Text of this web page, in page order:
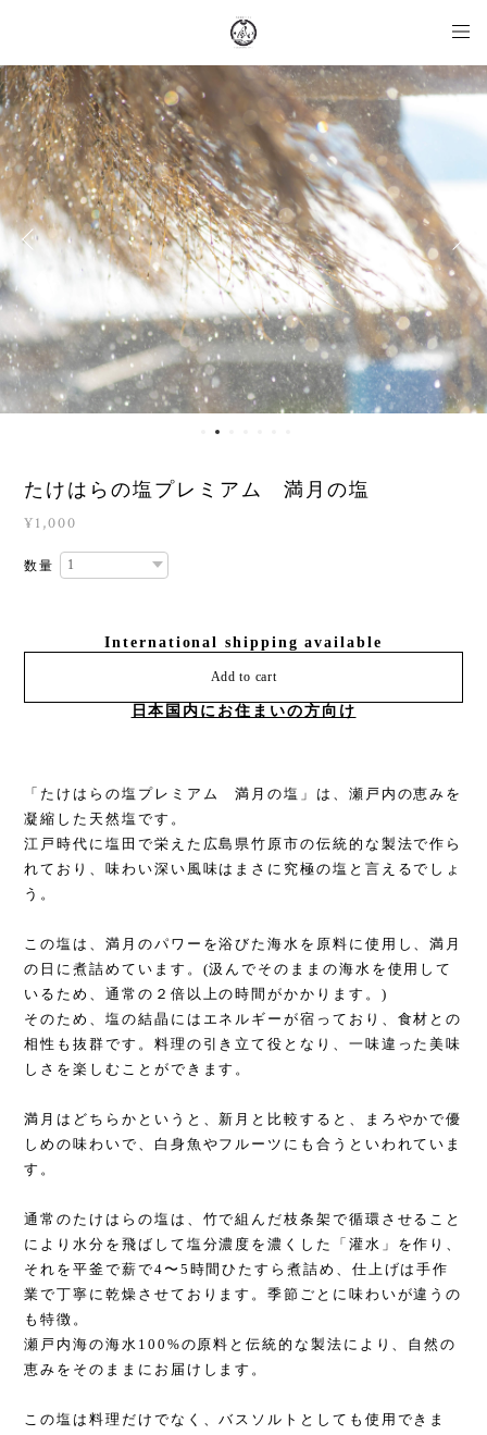
たけはらの塩プレミアム 満月の塩
¥1,000
数量
International shipping available
Add to cart
日本国内にお住まいの方向け
「たけはらの塩プレミアム 満月の塩」は、瀬戸内の恵みを
凝縮した天然塩です。
江戸時代に塩田で栄えた広島県竹原市の伝統的な製法で作ら
れており、味わい深い風味はまさに究極の塩と言えるでしょ
う。
この塩は、満月のパワーを浴びた海水を原料に使用し、満月
の日に煮詰めています。(汲んでそのままの海水を使用して
いるため、通常の２倍以上の時間がかかります。)
そのため、塩の結晶にはエネルギーが宿っており、食材との
相性も抜群です。料理の引き立て役となり、一味違った美味
しさを楽しむことができます。
満月はどちらかというと、新月と比較すると、まろやかで優
しめの味わいで、白身魚やフルーツにも合うといわれていま
す。
通常のたけはらの塩は、竹で組んだ枝条架で循環させること
により水分を飛ばして塩分濃度を濃くした「灌水」を作り、
それを平釜で薪で4〜5時間ひたすら煮詰め、仕上げは手作
業で丁寧に乾燥させております。季節ごとに味わいが違うの
も特徴。
瀬戸内海の海水100%の原料と伝統的な製法により、自然の
恵みをそのままにお届けします。
この塩は料理だけでなく、バスソルトとしても使用できま